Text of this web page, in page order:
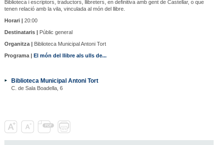
Biblioteca i escriptors, traductors, llibreters, en definitiva amb gent de Castellar, o que
tenen relació amb la vila, vinculada al món del llibre.
Horari |20:00
Destinataris |Públic general
Organitza |Biblioteca Municipal Antoni Tort
Programa | El món del llibre als ulls de...
Biblioteca Municipal Antoni Tort
C. de Sala Boadella, 6